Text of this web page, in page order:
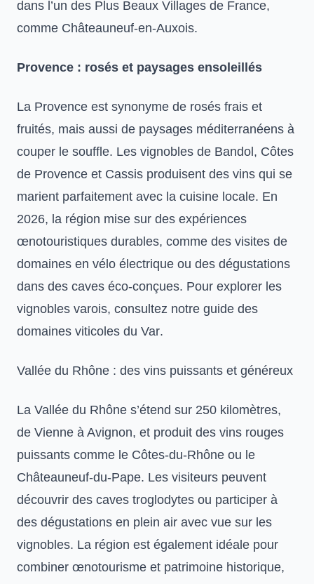
dans l’un des Plus Beaux Villages de France,
comme Châteauneuf-en-Auxois.
Provence : rosés et paysages ensoleillés
La Provence est synonyme de rosés frais et
fruités, mais aussi de paysages méditerranéens à
couper le souffle. Les vignobles de Bandol, Côtes
de Provence et Cassis produisent des vins qui se
marient parfaitement avec la cuisine locale. En
2026, la région mise sur des expériences
œnotouristiques durables, comme des visites de
domaines en vélo électrique ou des dégustations
dans des caves éco-conçues. Pour explorer les
vignobles varois, consultez notre guide des
domaines viticoles du Var.
Vallée du Rhône : des vins puissants et généreux
La Vallée du Rhône s’étend sur 250 kilomètres,
de Vienne à Avignon, et produit des vins rouges
puissants comme le Côtes-du-Rhône ou le
Châteauneuf-du-Pape. Les visiteurs peuvent
découvrir des caves troglodytes ou participer à
des dégustations en plein air avec vue sur les
vignobles. La région est également idéale pour
combiner œnotourisme et patrimoine historique,